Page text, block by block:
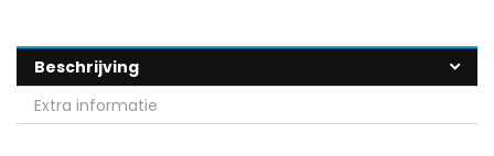
Beschrijving
Extra informatie